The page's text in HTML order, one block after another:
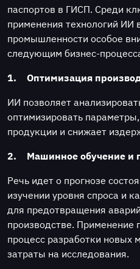
паспортов в ГИСП. Среди
применения технологий ИИ
промышленности особое
следующим бизнес-
1.
Оптимизация
ИИ позволяет
оптимизировать
продукции и снижает
2.
Машинное обучение и
Речь идет о прогнозе
изучении уровня спроса и
для предотвращения
производстве. Применение
процесс разработки новых
затраты на исследования.